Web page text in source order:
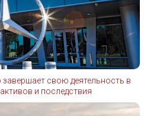
свою деятельность в
и последствия